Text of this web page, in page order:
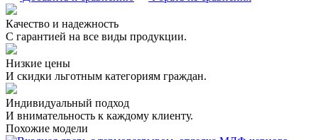
Качество и надежность
С гарантией на все виды продукции.
Низкие цены
И скидки льготным категориям граждан.
Индивидуальный подход
И внимательность к каждому клиенту.
Похожие модели